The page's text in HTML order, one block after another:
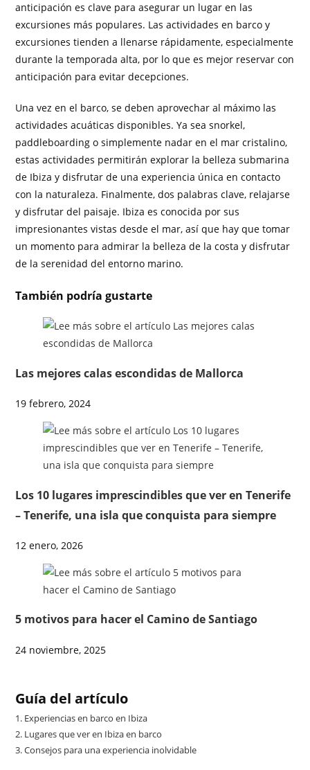
anticipación es clave para asegurar un lugar en las
excursiones más populares. Las actividades en barco y
excursiones tienden a llenarse rápidamente, especialmente
durante la temporada alta, por lo que es mejor reservar con
anticipación para evitar decepciones.
Una vez en el barco, se deben aprovechar al máximo las
actividades acuáticas disponibles. Ya sea snorkel,
paddleboarding o simplemente nadar en el mar cristalino,
estas actividades permitirán explorar la belleza submarina
de Ibiza y disfrutar de una experiencia única en contacto
con la naturaleza. Finalmente, dos palabras clave, relajarse
y disfrutar del paisaje. Ibiza es conocida por sus
impresionantes vistas desde el mar, así que hay que tomar
un momento para admirar la belleza de la costa y disfrutar
de la serenidad del entorno marino.
También podría gustarte
Las mejores calas escondidas de Mallorca
19 febrero, 2024
Los 10 lugares imprescindibles que ver en Tenerife
– Tenerife, una isla que conquista para siempre
12 enero, 2026
5 motivos para hacer el Camino de Santiago
24 noviembre, 2025
Guía del artículo
1. Experiencias en barco en Ibiza
2. Lugares que ver en Ibiza en barco
3.Consejos para una experiencia inolvidable